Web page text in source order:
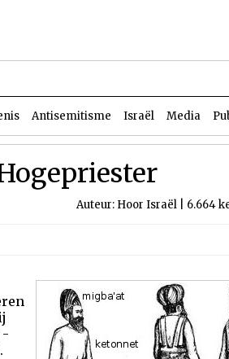
Antisemitisme Israël Media
Auteur: Hoor Israël | 6.664
-